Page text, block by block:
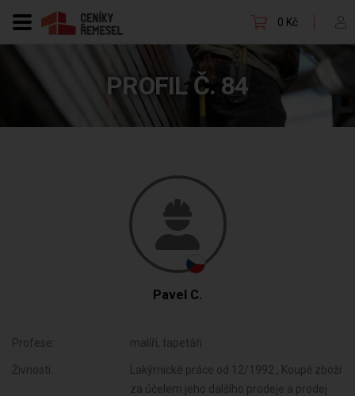
0 Kč
PROFIL Č. 84
Pavel C.
Profese: malíři, tapetáři
Živnosti:
Lakýrnické práce od 12/1992 , Koupě zboží
za účelem jeho dalšího prodeje a prodej